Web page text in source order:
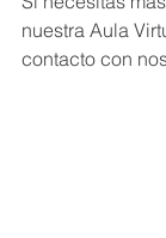
nuestra Aula
contacto con